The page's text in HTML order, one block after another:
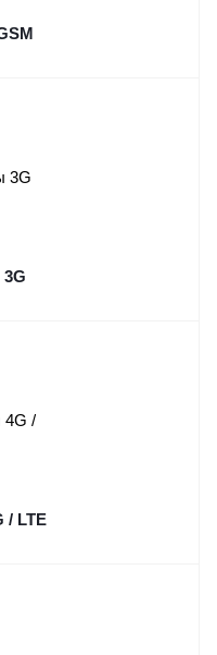
/ LTE